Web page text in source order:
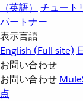
（英語）
チュート
パートナー
表示言語
English (Full site)
お問い合わせ
お問い合わせ
点